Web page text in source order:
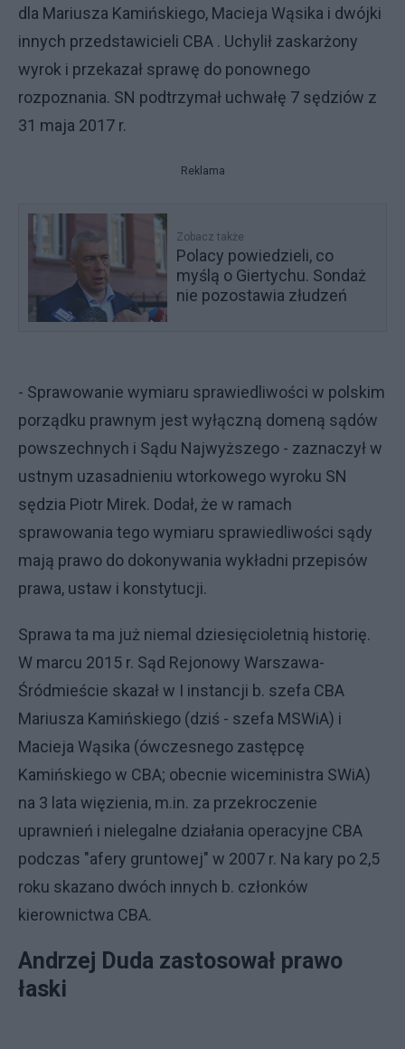
dla Mariusza Kamińskiego, Macieja Wąsika i dwójki
innych przedstawicieli CBA . Uchylił zaskarżony
wyrok i przekazał sprawę do ponownego
rozpoznania. SN podtrzymał uchwałę 7 sędziów z
31 maja 2017 r.
Reklama
Zobacz także
Polacy powiedzieli, co
myślą o Giertychu. Sondaż
nie pozostawia złudzeń
- Sprawowanie wymiaru sprawiedliwości w polskim
porządku prawnym jest wyłączną domeną sądów
powszechnych i Sądu Najwyższego - zaznaczył w
ustnym uzasadnieniu wtorkowego wyroku SN
sędzia Piotr Mirek. Dodał, że w ramach
sprawowania tego wymiaru sprawiedliwości sądy
mają prawo do dokonywania wykładni przepisów
prawa, ustaw i konstytucji.
Sprawa ta ma już niemal dziesięcioletnią historię.
W marcu 2015 r. Sąd Rejonowy Warszawa-
Śródmieście skazał w I instancji b. szefa CBA
Mariusza Kamińskiego (dziś - szefa MSWiA) i
Macieja Wąsika (ówczesnego zastępcę
Kamińskiego w CBA; obecnie wiceministra SWiA)
na 3 lata więzienia, m.in. za przekroczenie
uprawnień i nielegalne działania operacyjne CBA
podczas "afery gruntowej" w 2007 r. Na kary po 2,5
roku skazano dwóch innych b. członków
kierownictwa CBA.
Andrzej Duda zastosował prawo
łaski